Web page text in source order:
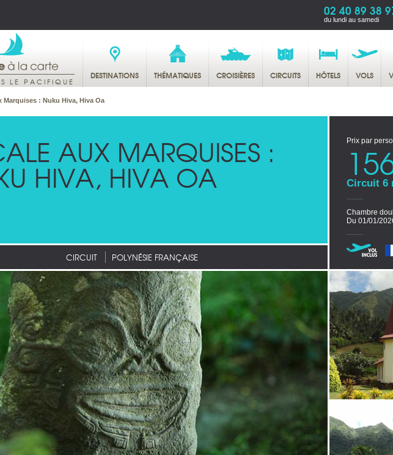
02 40 89 38
du lundi au samedi
LE PACIFIQUE
DESTINATIONS THÉMATIQUES CROISIÈRES CIRCUITS HÔTELS VOLS
Marquises : Nuku Hiva, Hiva Oa
AUX MARQUISES :
HIVA, HIVA OA
CIRCUIT POLYNÉSIE FRANÇAISE
Prix par
Circuit 6
Chambre
Du 01/01/